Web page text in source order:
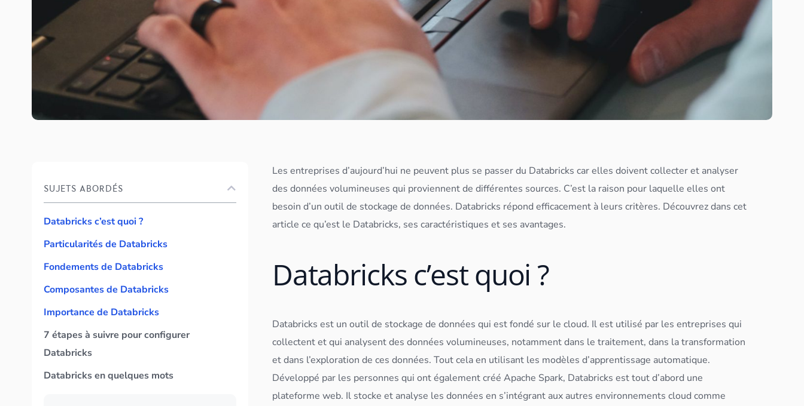
SUJETS ABORDÉS
Databricks c’est quoi ?
Particularités de Databricks
Fondements de Databricks
Composantes de Databricks
Importance de Databricks
7 étapes à suivre pour configurer
Databricks
Databricks en quelques mots
Les entreprises d’aujourd’hui ne peuvent plus se passer du Databricks car elles doivent collecter et analyser
desdonnées volumineuses qui proviennent de différentes sources. C’est la raison pour laquelle elles ont
besoin d’un outil de stockage dedonnées. Databricks répond efficacement à leurs critères. Découvrez dans cet
article ce qu’est le Databricks, ses caractéristiques et ses avantages.
Databricks c’est quoi ?
Databricks est un outil de stockage dedonnées qui est fondé sur lecloud. Il est utilisé par les entreprises qui
collectent et qui analysent desdonnées volumineuses, notamment dans le traitement, dans la transformation
et dans l’exploration de cesdonnées. Tout cela en utilisant les modèles d’apprentissage automatique.
Développé par les personnes qui ont également créé Apache Spark, Databricks est tout d’abord une
plateforme web. Il stocke et analyse lesdonnées en s’intégrant aux autres environnementscloud comme